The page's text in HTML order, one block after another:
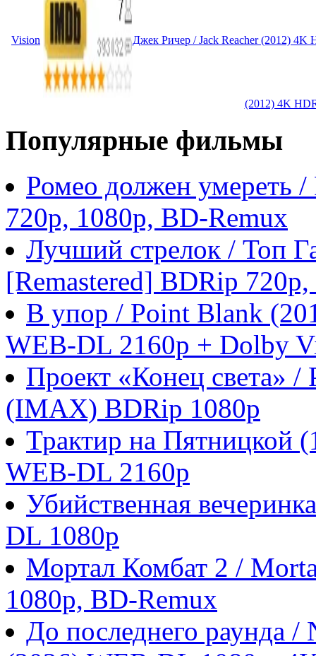
Vision Джек Ричер / Jack Reacher (2012)
(2012) 4K
Популярные фильмы
Ромео должен умереть
720p, 1080p, BD-Remux
Лучший стрелок / Топ
[Remastered] BDRip
В упор / Point Blank
WEB-DL 2160p + Dolby
Проект «Конец света»
(IMAX) BDRip 1080p
Трактир на Пятницкой
WEB-DL 2160p
Убийственная
DL 1080p
Мортал Комбат 2 /
1080p, BD-Remux
До последнего раунда